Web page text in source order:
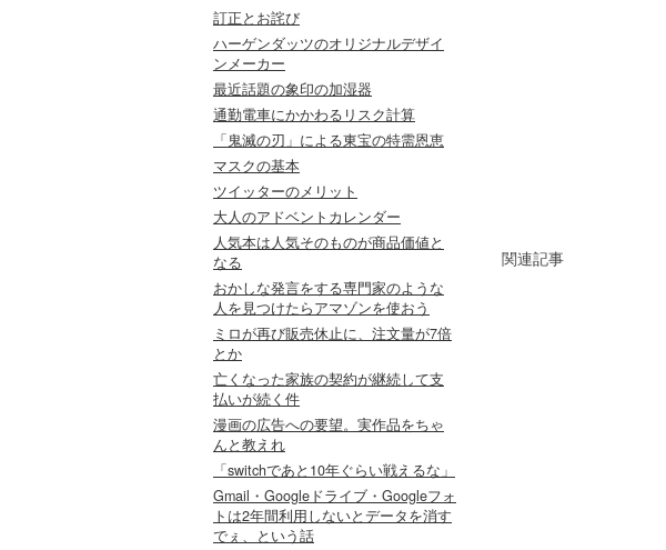
関連記事
訂正とお詫び
ハーゲンダッツのオリジナルデザイ
ンメーカー
最近話題の象印の加湿器
通勤電車にかかわるリスク計算
「鬼滅の刃」による東宝の特需恩恵
マスクの基本
ツイッターのメリット
大人のアドベントカレンダー
人気本は人気そのものが商品価値と
なる
おかしな発言をする専門家のような
人を見つけたらアマゾンを使おう
ミロが再び販売休止に、注文量が7倍
とか
亡くなった家族の契約が継続して支
払いが続く件
漫画の広告への要望。実作品をちゃ
んと教えれ
「switchであと10年ぐらい戦えるな」
Gmail・Googleドライブ・Googleフォ
トは2年間利用しないとデータを消す
でぇ、という話